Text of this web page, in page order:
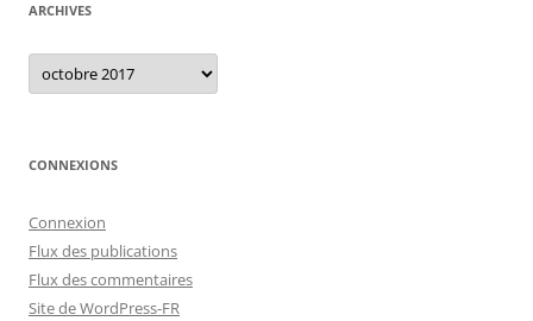
ARCHIVES
Archives
CONNEXIONS
Connexion
Flux des publications
Flux des commentaires
Site de WordPress-FR